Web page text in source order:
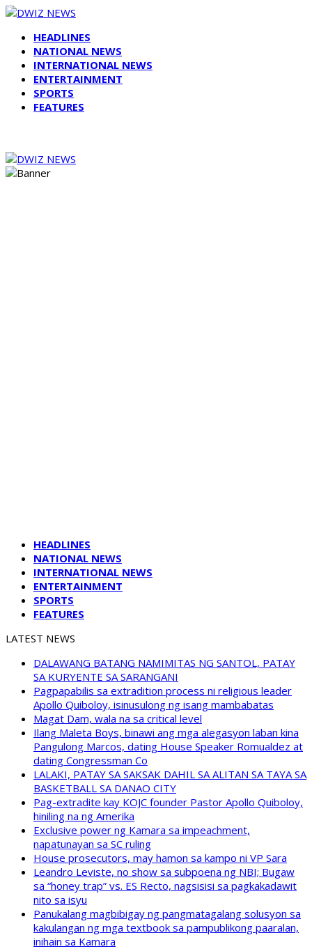
HEADLINES
NATIONAL NEWS
INTERNATIONAL NEWS
ENTERTAINMENT
SPORTS
FEATURES
HEADLINES
NATIONAL NEWS
INTERNATIONAL NEWS
ENTERTAINMENT
SPORTS
FEATURES
LATEST NEWS
DALAWANG BATANG NAMIMITAS NG SANTOL, PATAY
SA KURYENTE SA SARANGANI
Pagpapabilis sa extradition process ni religious leader
Apollo Quiboloy, isinusulong ng isang mambabatas
Magat Dam, wala na sa critical level
Ilang Maleta Boys, binawi ang mga alegasyon laban kina
Pangulong Marcos, dating House Speaker Romualdez at
dating Congressman Co
LALAKI, PATAY SA SAKSAK DAHIL SA ALITAN SA TAYA SA
BASKETBALL SA DANAO CITY
Pag-extradite kay KOJC founder Pastor Apollo Quiboloy,
hiniling na ng Amerika
Exclusive power ng Kamara sa impeachment,
napatunayan sa SC ruling
House prosecutors, may hamon sa kampo ni VP Sara
Leandro Leviste, no show sa subpoena ng NBI; Bugaw
sa “honey trap” vs. ES Recto, nagsisisi sa pagkakadawit
nito sa isyu
Panukalang magbibigay ng pangmatagalang solusyon sa
kakulangan ng mga textbook sa pampublikong paaralan,
inihain sa Kamara